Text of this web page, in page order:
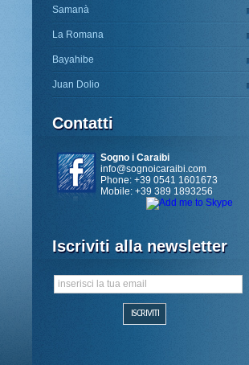
Samanà
La Romana
Bayahibe
Juan Dolio
Contatti
Sogno i Caraibi
info@sognoicaraibi.com
Phone: +39 0541 1601673
Mobile: +39 389 1893256
Iscriviti alla newsletter